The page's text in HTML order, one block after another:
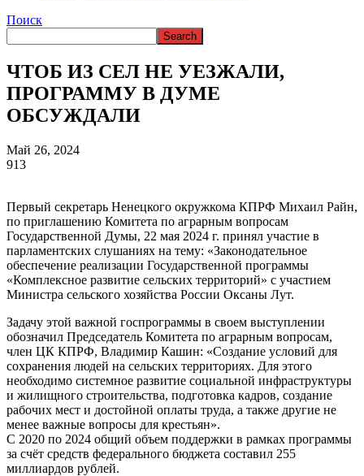
Поиск
ЧТОБ ИЗ СЕЛ НЕ УЕЗЖАЛИ,
ПРОГРАММУ В ДУМЕ
ОБСУЖДАЛИ
Май 26, 2024
913
Первый секретарь Ненецкого окружкома КПРФ Михаил Райн,
по приглашению Комитета по аграрным вопросам
Государственной Думы, 22 мая 2024 г. принял участие в
парламентских слушаниях на тему: «Законодательное
обеспечение реализации Государственной программы
«Комплексное развитие сельских территорий» с участием
Министра сельского хозяйства России Оксаны Лут.
Задачу этой важной госпрограммы в своем выступлении
обозначил Председатель Комитета по аграрным вопросам,
член ЦК КПРФ, Владимир Кашин: «Создание условий для
сохранения людей на сельских территориях. Для этого
необходимо системное развитие социальной инфраструктуры
и жилищного строительства, подготовка кадров, создание
рабочих мест и достойной оплаты труда, а также другие не
менее важные вопросы для крестьян».
С 2020 по 2024 общий объем поддержки в рамках программы
за счёт средств федерального бюджета составил 255
миллиардов рублей.